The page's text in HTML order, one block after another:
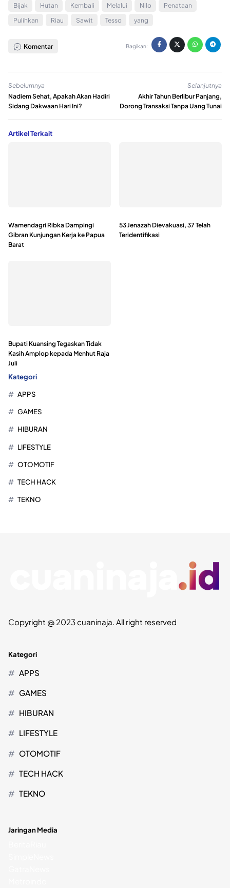
Bijak Hutan Kembali Melalui Nilo
Penataan
Pulihkan
Riau Sawit Tesso yang
Komentar Bagikan:
Sebelumnya
Nadiem Sehat, Apakah Akan Hadiri
Sidang Dakwaan Hari Ini?
Selanjutnya
Akhir Tahun Berlibur Panjang,
Dorong Transaksi Tanpa Uang Tunai
Artikel Terkait
Wamendagri Ribka Dampingi
Gibran Kunjungan Kerja ke Papua
Barat
53 Jenazah Dievakuasi, 37 Telah
Teridentifikasi
Bupati Kuansing Tegaskan Tidak
Kasih Amplop kepada Menhut Raja
Juli
Kategori
APPS
GAMES
HIBURAN
LIFESTYLE
OTOMOTIF
TECH HACK
TEKNO
Copyright @ 2023 cuaninaja. All right reserved
Kategori
APPS
GAMES
HIBURAN
LIFESTYLE
OTOMOTIF
TECH HACK
TEKNO
Jaringan Media